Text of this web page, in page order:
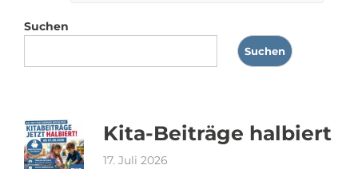
Suchen
Suchen
Kita-Beiträge halbiert
17. Juli 2026